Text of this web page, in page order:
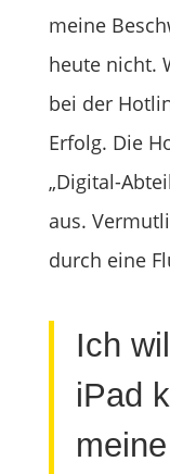
meine
heute nicht.
bei der
Erfolg. Die
„Digital-
aus.
durch eine
Ich
iPad